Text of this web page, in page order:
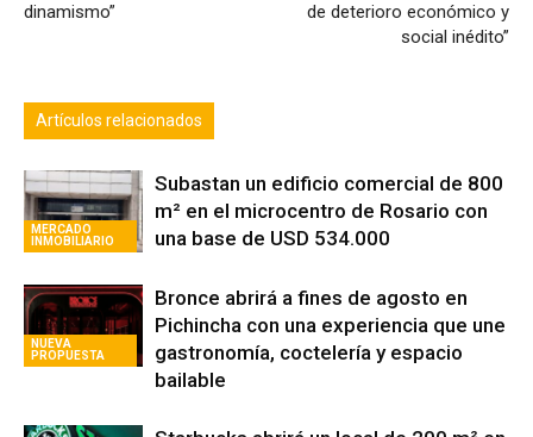
dinamismo”
de deterioro económico y
social inédito”
Artículos relacionados
MERCADO
INMOBILIARIO
Subastan un edificio comercial de 800
m² en el microcentro de Rosario con
una base de USD 534.000
NUEVA
PROPUESTA
Bronce abrirá a fines de agosto en
Pichincha con una experiencia que une
gastronomía, coctelería y espacio
bailable